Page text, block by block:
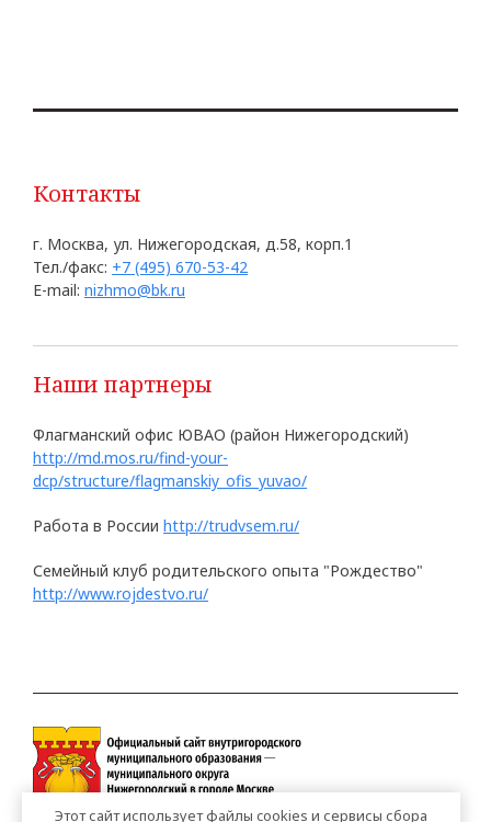
Контакты
г. Москва, ул. Нижегородская, д.58, корп.1
Тел./факс: +7 (495) 670-53-42
E-mail: nizhmo@bk.ru
Наши партнеры
Флагманский офис ЮВАО (район Нижегородский)
http://md.mos.ru/find-your-
dcp/structure/flagmanskiy_ofis_yuvao/
Работа в России http://trudvsem.ru/
Семейный клуб родительского опыта "Рождество"
http://www.rojdestvo.ru/
Этот сайт использует файлы cookies и сервисы сбора